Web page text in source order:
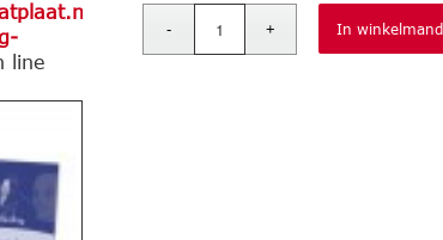
public_html/dev/wp-
line
In winkelmand